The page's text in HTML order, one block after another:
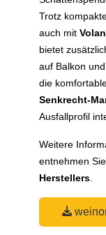
Trotz
auch mit
bietet
auf Balkon
die
Senkrecht-
Ausfallprofil
Weitere
entnehmen
Herstellers.